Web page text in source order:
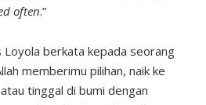
often.”
Loyola berkata kepada seorang
memberimu pilihan, naik ke
tinggal di bumi dengan